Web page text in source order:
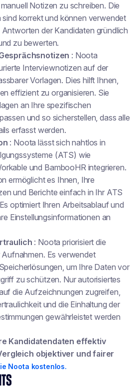
Notizen zu schreiben. Die
sind korrekt und können verwendet
der Kandidaten gründlich
zu bewerten.
: Noota
Interviewnotizen auf der
Vorlagen. Dies hilft Ihnen,
effizient zu organisieren. Sie
an Ihre spezifischen
und so sicherstellen, dass alle
erfasst werden.
: Noota lässt sich nahtlos in
(ATS) wie
und BambooHR integrieren.
ermöglicht es Ihnen, Ihre
und Berichte einfach in Ihr ATS
optimiert Ihren Arbeitsablauf und
Einstellungsinformationen an
: Noota priorisiert die
Aufnahmen. Es verwendet
um Ihre Daten vor
zu schützen. Nur autorisiertes
die Aufzeichnungen zugreifen,
und die Einhaltung der
gewährleistet werden
Kandidatendaten effektiv
objektiver und fairer
Noota kostenlos.